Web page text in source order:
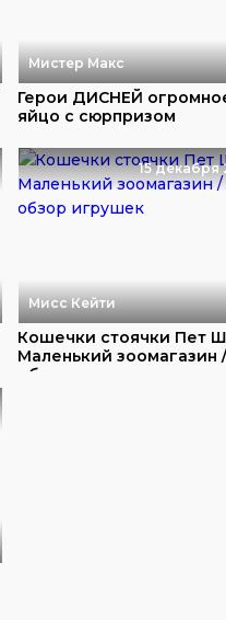
Мистер Макс
Герои ДИСНЕЙ
яйцо с сюрпризом
15 декабря
Мисс Кейти
Кошечки стоячки Пет
Маленький зоомагазин
обзор игрушек...